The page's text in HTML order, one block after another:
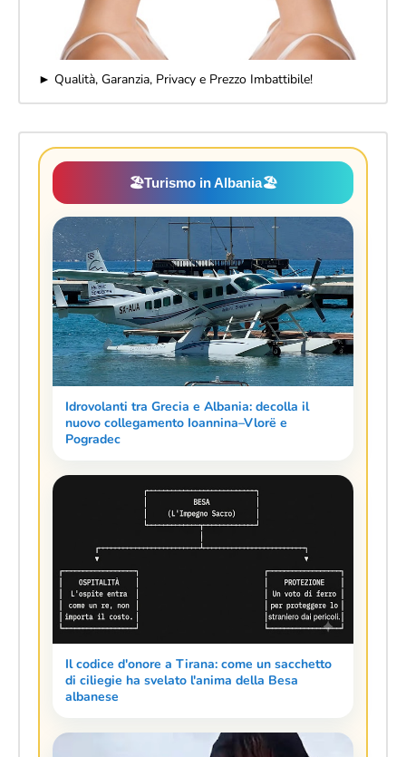
► Qualità, Garanzia, Privacy e Prezzo Imbattibile!
🏖️Turismo in Albania🏖️
Idrovolanti tra Grecia e Albania: decolla il
nuovo collegamento Ioannina–Vlorë e
Pogradec
Il codice d'onore a Tirana: come un sacchetto
di ciliegie ha svelato l'anima della Besa
albanese